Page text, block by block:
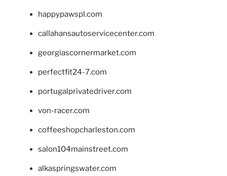
happypawspl.com
callahansautoservicecenter.com
georgiascornermarket.com
perfectfit24-7.com
portugalprivatedriver.com
von-racer.com
coffeeshopcharleston.com
salon104mainstreet.com
alkaspringswater.com